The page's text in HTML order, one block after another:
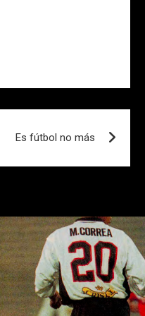
Es fútbol no más